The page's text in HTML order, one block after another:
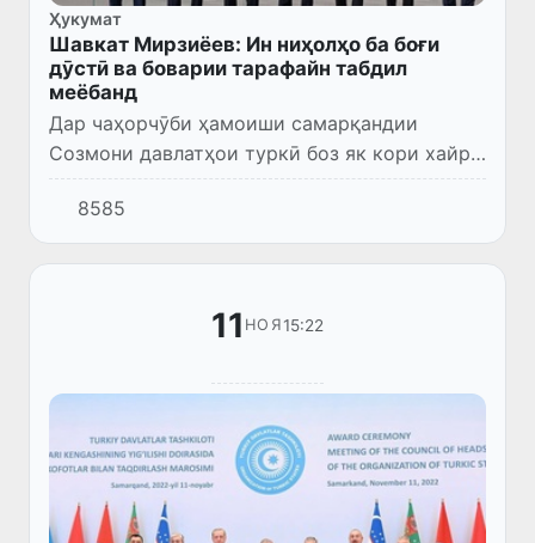
Ҳукумат
Шавкат Мирзиёев: Ин ниҳолҳо ба боғи
дӯстӣ ва боварии тарафайн табдил
меёбанд
Дар чаҳорчӯби ҳамоиши самарқандии
Созмони давлатҳои туркӣ боз як кори хайр
анҷом ёфт – дар ҳамаи кишварҳои узви ин
созмон маросими ниҳолшинонӣ баргузор
шуд.
8585
11 НОЯ15:22